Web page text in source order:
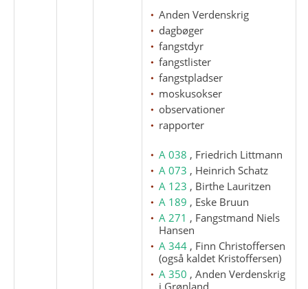
Anden Verdenskrig
dagbøger
fangstdyr
fangstlister
fangstpladser
moskusokser
observationer
rapporter
A 038 , Friedrich Littmann
A 073 , Heinrich Schatz
A 123 , Birthe Lauritzen
A 189 , Eske Bruun
A 271 , Fangstmand Niels
Hansen
A 344 , Finn Christoffersen
(også kaldet Kristoffersen)
A 350 , Anden Verdenskrig
i Grønland